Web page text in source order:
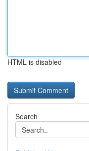
HTML is disabled
Search